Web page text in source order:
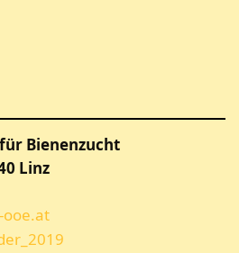
Bienenzucht
Linz
ooe.at